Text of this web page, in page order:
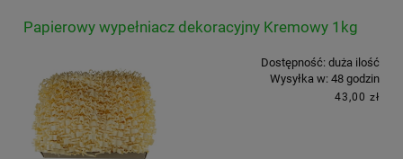
Papierowy wypełniacz dekoracyjny Kremowy 1kg
Dostępność: duża ilość
Wysyłka w: 48 godzin
43,00 zł